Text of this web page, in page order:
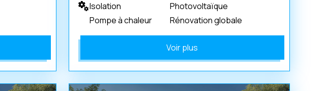
Isolation
Photovoltaïque
Pompe à chaleur
Rénovation globale
Voir plus